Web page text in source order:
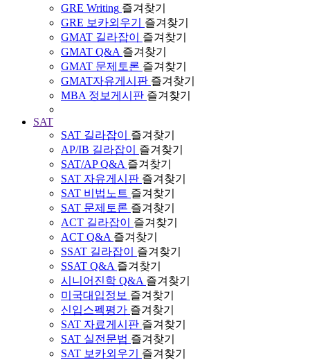
GRE Writing 즐겨찾기
GRE 보카외우기
즐겨찾기
GMAT 길라잡이
즐겨찾기
GMAT Q&A 즐겨찾기
GMAT 문제토론 즐겨찾기
GMAT자유게시판 즐겨찾기
MBA 정보게시판 즐겨찾기
SAT
SAT 길라잡이
즐겨찾기
AP/IB 길라잡이
즐겨찾기
SAT/AP Q&A 즐겨찾기
SAT 자유게시판 즐겨찾기
SAT 비법노트 즐겨찾기
SAT 문제토론 즐겨찾기
ACT 길라잡이
즐겨찾기
ACT Q&A 즐겨찾기
SSAT 길라잡이
즐겨찾기
SSAT Q&A 즐겨찾기
시니어진학 Q&A 즐겨찾기
미국대입정보 즐겨찾기
신입스펙평가 즐겨찾기
SAT 자료게시판 즐겨찾기
SAT 실전문법 즐겨찾기
SAT 보카외우기
즐겨찾기